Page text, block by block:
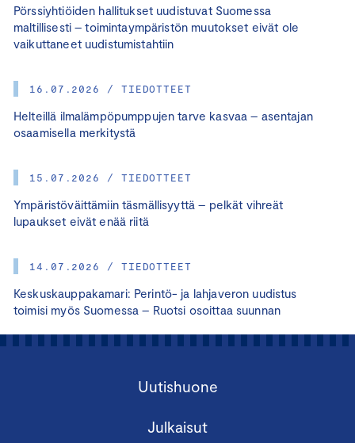
Pörssiyhtiöiden hallitukset uudistuvat Suomessa
maltillisesti – toimintaympäristön muutokset eivät ole
vaikuttaneet uudistumistahtiin
16.07.2026 / TIEDOTTEET
Helteillä ilmalämpöpumppujen tarve kasvaa – asentajan
osaamisella merkitystä
15.07.2026 / TIEDOTTEET
Ympäristöväittämiin täsmällisyyttä – pelkät vihreät
lupaukset eivät enää riitä
14.07.2026 / TIEDOTTEET
Keskuskauppakamari: Perintö- ja lahjaveron uudistus
toimisi myös Suomessa – Ruotsi osoittaa suunnan
Uutishuone
Julkaisut